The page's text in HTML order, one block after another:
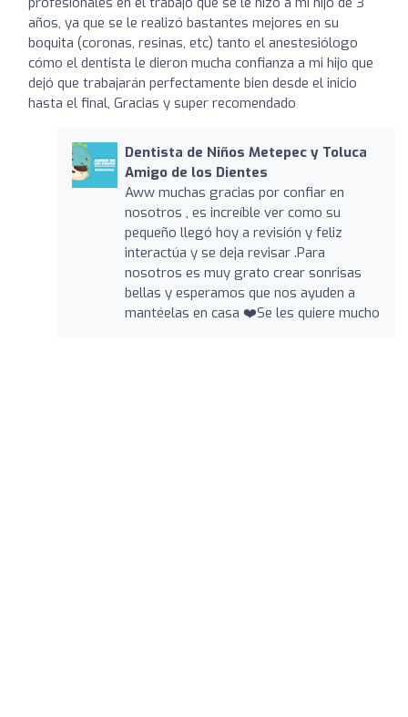
años, ya que se le realizó bastantes mejores en su
boquita (coronas, resinas, etc) tanto el anestesiólogo
cómo el dentista le dieron mucha confianza a mi hijo que
dejó que trabajarán perfectamente bien desde el inicio
hasta el final, Gracias y super recomendado
Dentista de Niños Metepec y Toluca
Amigo de los Dientes
Aww muchas gracias por confiar en
nosotros , es increíble ver como su
pequeño llegó hoy a revisión y feliz
interactúa y se deja revisar .Para
nosotros es muy grato crear sonrisas
bellas y esperamos que nos ayuden a
mantéelas en casa ❤️Se les quiere mucho